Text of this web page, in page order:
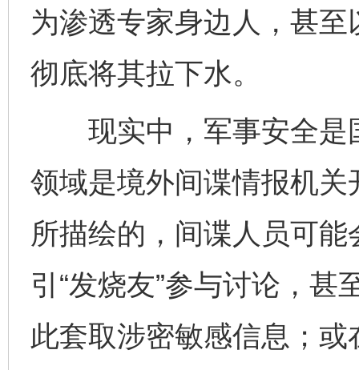
为渗透专家身边人，甚
彻底将其拉下水。
现实中，军事安全是
领域是境外间谍情报机
所描绘的，间谍人员可
引“发烧友”参与讨论，甚
此套取涉密敏感信息；